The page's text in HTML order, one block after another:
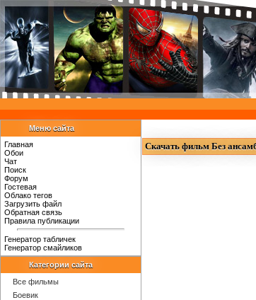
Меню сайта
Главная
Обои
Чат
Поиск
Форум
Гостевая
Облако тегов
Загрузить файл
Обратная связь
Правила публикации
Генератор табличек
Генератор смайликов
Категории сайта
Все фильмы
Боевик
Скачать фильм Без